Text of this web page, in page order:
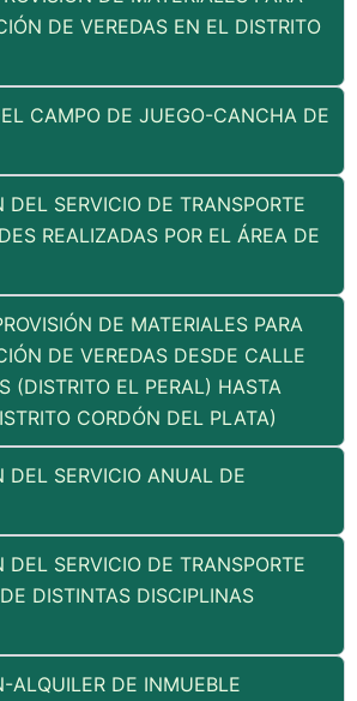
DE VEREDAS EN EL DISTRITO
CAMPO DE JUEGO-CANCHA DE
DEL SERVICIO DE TRANSPORTE
REALIZADAS POR EL ÁREA DE
DE MATERIALES PARA
DE VEREDAS DESDE CALLE
(DISTRITO EL PERAL) HASTA
CORDÓN DEL PLATA)
DEL SERVICIO ANUAL DE
DEL SERVICIO DE TRANSPORTE
DISTINTAS DISCIPLINAS
ALQUILER DE INMUEBLE